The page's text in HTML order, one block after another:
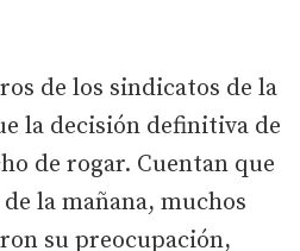
de los sindicatos de la
la decisión definitiva de
de rogar. Cuentan que
la mañana, muchos
su preocupación,